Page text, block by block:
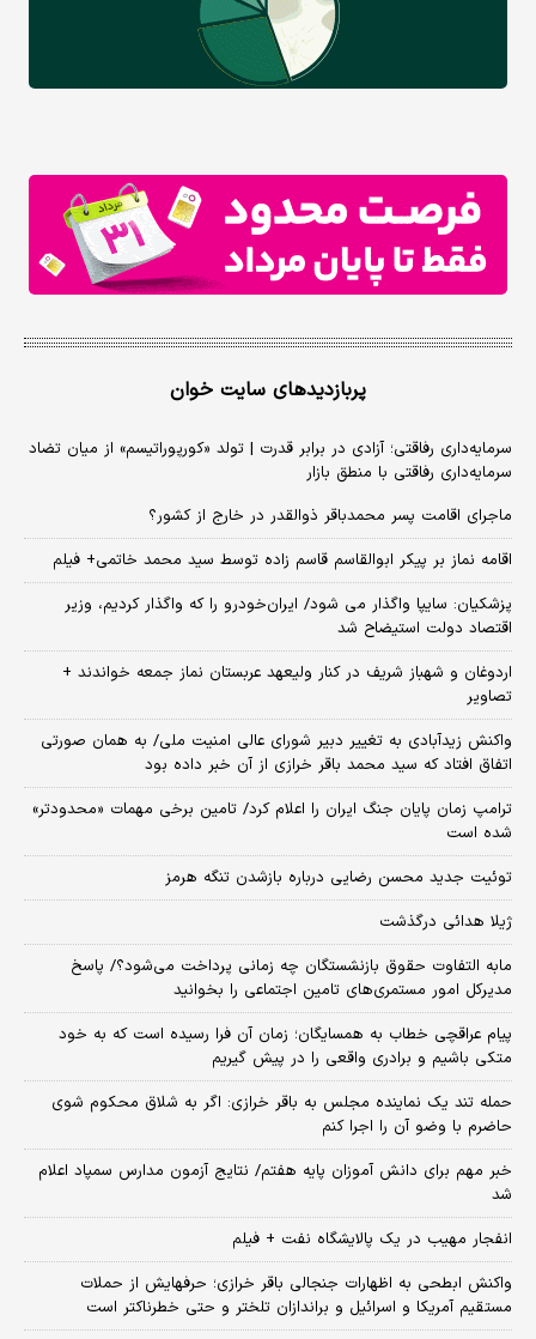
پربازدیدهای سایت خوان
سرمایه‌داری رفاقتی؛ آزادی در برابر قدرت | تولد «کورپوراتیسم» از میان تضاد
سرمایه‌داری رفاقتی با منطق بازار
ماجرای اقامت پسر محمدباقر ذوالقدر در خارج از کشور؟
اقامه نماز بر پیکر ابوالقاسم قاسم زاده توسط سید محمد خاتمی+ فیلم
پزشکیان: سایپا واگذار می شود/ ایران‌خودرو را که واگذار کردیم، وزیر
اقتصاد دولت استیضاح شد
اردوغان و شهباز شریف در کنار ولیعهد عربستان نماز جمعه خواندند +
تصاویر
واکنش زیدآبادی به تغییر دبیر شورای عالی امنیت ملی/ به همان صورتی
اتفاق افتاد که سید محمد باقر خرازی از آن خبر داده بود
ترامپ زمان پایان جنگ ایران را اعلام کرد/ تامین برخی مهمات «محدودتر»
شده است
توئیت جدید محسن رضایی درباره بازشدن تنگه هرمز
ژیلا هدائی درگذشت
مابه التفاوت حقوق بازنشستگان چه زمانی پرداخت می‌شود؟/ پاسخ
مدیرکل امور مستمری‌های تامین اجتماعی را بخوانید
پیام عراقچی خطاب به همسایگان؛ زمان آن فرا رسیده است که به خود
متکی باشیم و برادری واقعی را در پیش گیریم
حمله تند یک نماینده مجلس به باقر خرازی: اگر به شلاق محکوم شوی
حاضرم با وضو آن را اجرا کنم
خبر مهم برای دانش آموزان پایه هفتم/ نتایج آزمون مدارس سمپاد اعلام
شد
انفجار مهیب در یک پالایشگاه نفت + فیلم
واکنش ابطحی به اظهارات جنجالی باقر خرازی؛ حرفهایش از حملات
مستقیم آمریکا و اسرائیل و براندازان تلختر و حتی خطرناکتر است